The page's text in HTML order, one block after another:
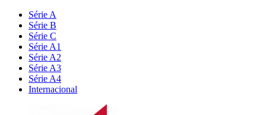
Série A
Série B
Série C
Série A1
Série A2
Série A3
Série A4
Internacional